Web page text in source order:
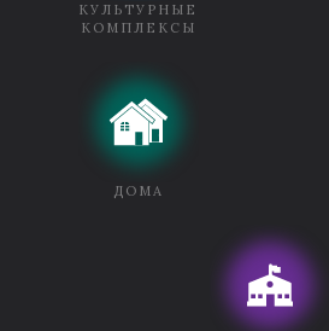
КУЛЬТУРНЫЕ
КОМПЛЕКСЫ
ДОМА